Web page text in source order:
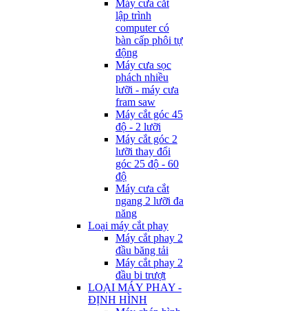
Máy cưa cắt
lập trình
computer có
bàn cấp phôi tự
động
Máy cưa sọc
phách nhiều
lưỡi - máy cưa
fram saw
Máy cắt góc 45
độ - 2 lưỡi
Máy cắt góc 2
lưỡi thay đổi
góc 25 độ - 60
độ
Máy cưa cắt
ngang 2 lưỡi đa
năng
Loại máy cắt phay
Máy cắt phay 2
đầu băng tải
Máy cắt phay 2
đầu bi trượt
LOẠI MÁY PHAY -
ĐỊNH HÌNH